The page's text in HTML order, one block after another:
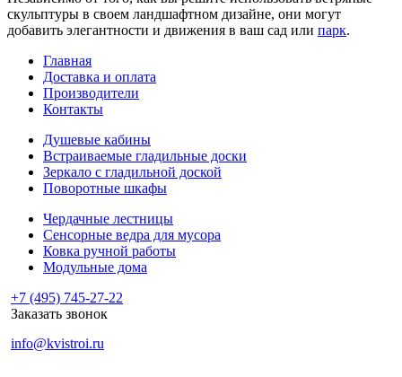
скульптуры в своем ландшафтном дизайне, они могут
добавить элегантности и движения в ваш сад или парк.
Главная
Доставка и оплата
Производители
Контакты
Душевые кабины
Встраиваемые гладильные доски
Зеркало с гладильной доской
Поворотные шкафы
Чердачные лестницы
Сенсорные ведра для мусора
Ковка ручной работы
Модульные дома
+7 (495) 745-27-22
Заказать звонок
info@kvistroi.ru